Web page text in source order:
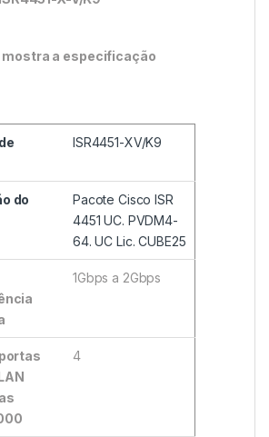
mostra a especificação
ISR4451-XV/K9
do
Pacote Cisco ISR
4451 UC. PVDM4-
64. UC Lic. CUBE25
1Gbps a 2Gbps
4